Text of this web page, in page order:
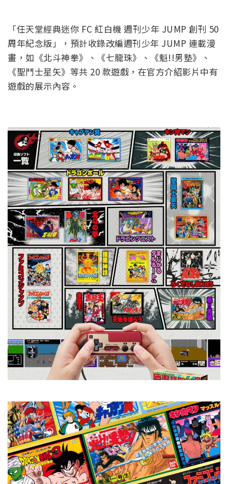
「任天堂經典迷你 FC 紅白機 週刊少年 JUMP 創刊 50
周年紀念版」，預計收錄改編週刊少年 JUMP 連載漫
畫，如《北斗神拳》、《七龍珠》、《魁!!男塾》、
《聖鬥士星矢》等共 20 款遊戲，在官方介紹影片中有
遊戲的展示內容。